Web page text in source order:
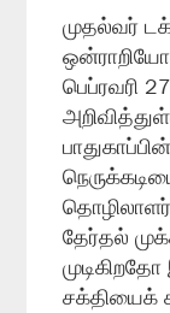
முதல்வர்
ஒன்ராறியோ
பெப்ரவரி
தேர்தல்
சக்தியைக்